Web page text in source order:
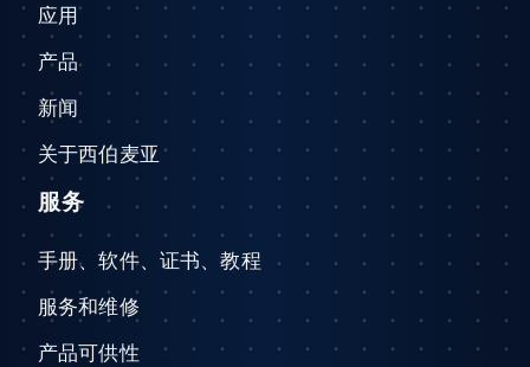
应用
产品
新闻
关于西伯麦亚
服务
手册、软件、证书、教程
服务和维修
产品可供性